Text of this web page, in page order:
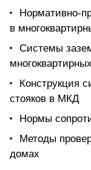
Нормативно-
в
Системы
Конструкция
стояков в МКД
Нормы
Методы
домах